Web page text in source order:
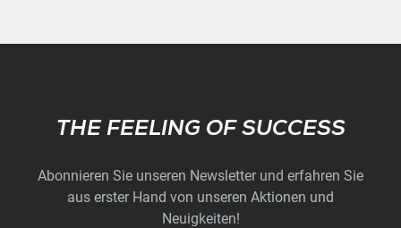
Subscribe
THE FEELING OF SUCCESS
Abonnieren Sie unseren Newsletter und erfahren Sie
aus erster Hand von unseren Aktionen und
Neuigkeiten!